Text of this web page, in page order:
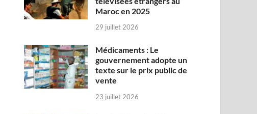
Maroc en 2025
29 juillet 2026
Médicaments : Le
gouvernement adopte un
texte sur le prix public de
vente
23 juillet 2026